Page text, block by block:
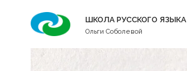
содержимому
ШКОЛА РУССКОГО ЯЗЫКА
Ольги Соболевой